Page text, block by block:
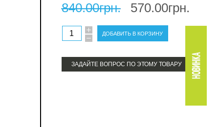
840.00грн. 570.00грн.
ЗАДАЙТЕ ВОПРОС ПО ЭТОМУ ТОВАРУ